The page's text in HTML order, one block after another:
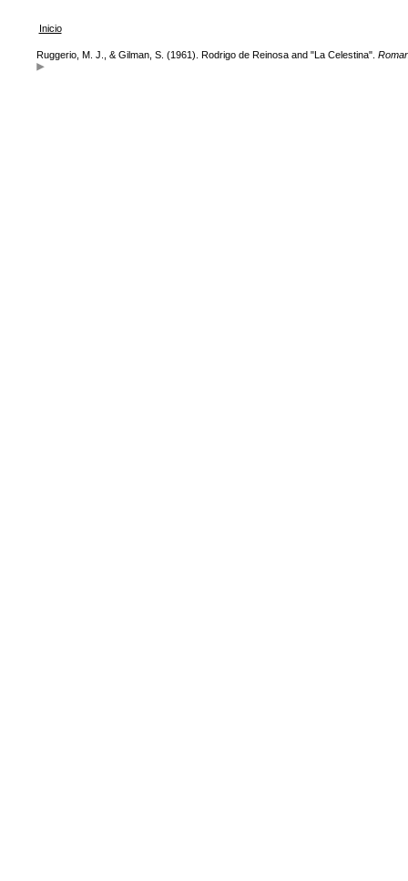
Inicio
Ruggerio, M. J., & Gilman, S. (1961). Rodrigo de Reinosa and "La Celestina".